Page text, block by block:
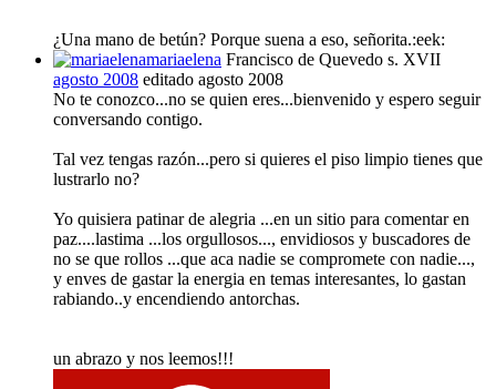
¿Una mano de betún? Porque suena a eso, señorita.:eek:
mariaelena Francisco de Quevedo s. XVII
agosto 2008 editado agosto 2008
No te conozco...no se quien eres...bienvenido y espero seguir
conversando contigo.
Tal vez tengas razón...pero si quieres el piso limpio tienes que
lustrarlo no?
Yo quisiera patinar de alegria ...en un sitio para comentar en
paz....lastima ...los orgullosos..., envidiosos y buscadores de
no se que rollos ...que aca nadie se compromete con nadie...,
y enves de gastar la energia en temas interesantes, lo gastan
rabiando..y encendiendo antorchas.
un abrazo y nos leemos!!!